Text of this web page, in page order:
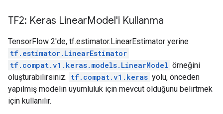
Call initializer instance with the dtype argument
INFO:tensorflow:Done calling model_fn.
INFO:tensorflow:Create CheckpointSaverHook.
INFO:tensorflow:Create CheckpointSaverHook.
INFO:tensorflow:Graph was finalized.
INFO:tensorflow:Graph was finalized.
INFO:tensorflow:Running local_init_op.
INFO:tensorflow:Running local_init_op.
INFO:tensorflow:Done running local_init_op.
TF2: Keras LinearModel'i Kullanma
TensorFlow 2'de, tf.estimator.LinearEstimator yerine
tf.estimator.LinearEstimator
tf.compat.v1.keras.models.LinearModel örneğini
oluşturabilirsiniz. tf.compat.v1.keras yolu, önceden
yapılmış modelin uyumluluk için mevcut olduğunu belirtmek
için kullanılır.